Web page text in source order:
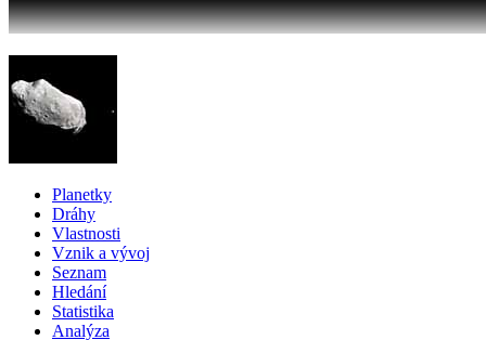
Planetky
Dráhy
Vlastnosti
Vznik a vývoj
Seznam
Hledání
Statistika
Analýza